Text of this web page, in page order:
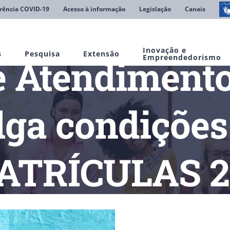
COVID-19 Acesso à informação Legislação Canais
Pesquisa Extensão Inovação e
Empreendedorismo